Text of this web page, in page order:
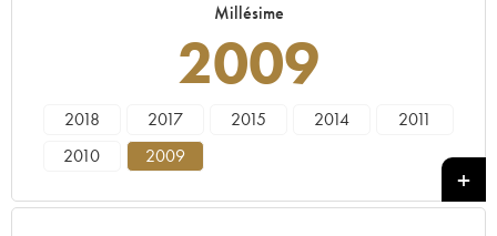
Millésime
2009
2018 2017 2015 2014
2011
2010
2009